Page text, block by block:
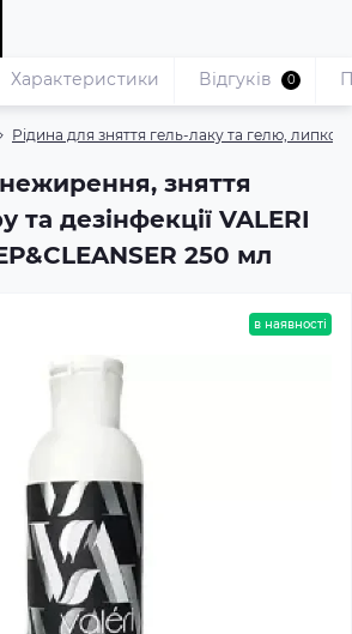
Рідина для зняття гель-лаку та гелю,
зняття
та дезінфекції VALERI
250 мл
Характеристики Відгуків 0
в наявності